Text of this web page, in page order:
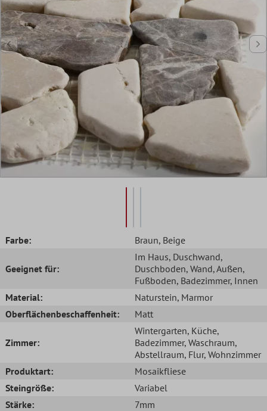
Farbe: Braun, Beige
Geeignet für:
Im Haus, Duschwand,
Duschboden, Wand, Außen,
Fußboden, Badezimmer, Innen
Material:
Naturstein, Marmor
Oberflächenbeschaffenheit:
Matt
Zimmer:
Wintergarten, Küche,
Badezimmer, Waschraum,
Abstellraum, Flur, Wohnzimmer
Produktart:
Mosaikfliese
Steingröße:
Variabel
Stärke:
7mm